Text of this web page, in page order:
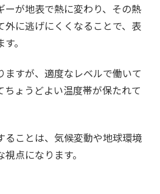
ーが地表で熱に変わり、その熱
外に逃げにくくなることで、表
。
ますが、適度なレベルで働いて
ちょうどよい温度帯が保たれて
ることは、気候変動や地球環境
点になります。